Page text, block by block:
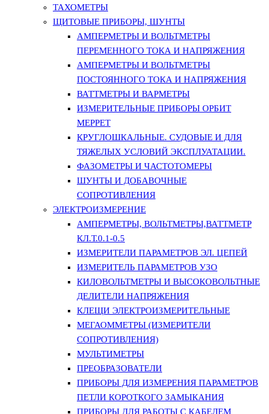
ТАХОМЕТРЫ
ЩИТОВЫЕ ПРИБОРЫ, ШУНТЫ
АМПЕРМЕТРЫ И ВОЛЬТМЕТРЫ
ПЕРЕМЕННОГО ТОКА И НАПРЯЖЕНИЯ
АМПЕРМЕТРЫ И ВОЛЬТМЕТРЫ
ПОСТОЯННОГО ТОКА И НАПРЯЖЕНИЯ
ВАТТМЕТРЫ И ВАРМЕТРЫ
ИЗМЕРИТЕЛЬНЫЕ ПРИБОРЫ ОРБИТ
МЕРРЕТ
КРУГЛОШКАЛЬНЫЕ. СУДОВЫЕ И ДЛЯ
ТЯЖЕЛЫХ УСЛОВИЙ ЭКСПЛУАТАЦИИ.
ФАЗОМЕТРЫ И ЧАСТОТОМЕРЫ
ШУНТЫ И ДОБАВОЧНЫЕ
СОПРОТИВЛЕНИЯ
ЭЛЕКТРОИЗМЕРЕНИЕ
АМПЕРМЕТРЫ, ВОЛЬТМЕТРЫ,ВАТТМЕТР
КЛ.Т.0.1-0.5
ИЗМЕРИТЕЛИ ПАРАМЕТРОВ ЭЛ. ЦЕПЕЙ
ИЗМЕРИТЕЛЬ ПАРАМЕТРОВ УЗО
КИЛОВОЛЬТМЕТРЫ И ВЫСОКОВОЛЬТНЫЕ
ДЕЛИТЕЛИ НАПРЯЖЕНИЯ
КЛЕЩИ ЭЛЕКТРОИЗМЕРИТЕЛЬНЫЕ
МЕГАОММЕТРЫ (ИЗМЕРИТЕЛИ
СОПРОТИВЛЕНИЯ)
МУЛЬТИМЕТРЫ
ПРЕОБРАЗОВАТЕЛИ
ПРИБОРЫ ДЛЯ ИЗМЕРЕНИЯ ПАРАМЕТРОВ
ПЕТЛИ КОРОТКОГО ЗАМЫКАНИЯ
ПРИБОРЫ ДЛЯ РАБОТЫ С КАБЕЛЕМ